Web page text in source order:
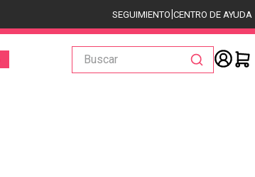
SEGUIMIENTO|CENTRO DE AYUDA
Buscar